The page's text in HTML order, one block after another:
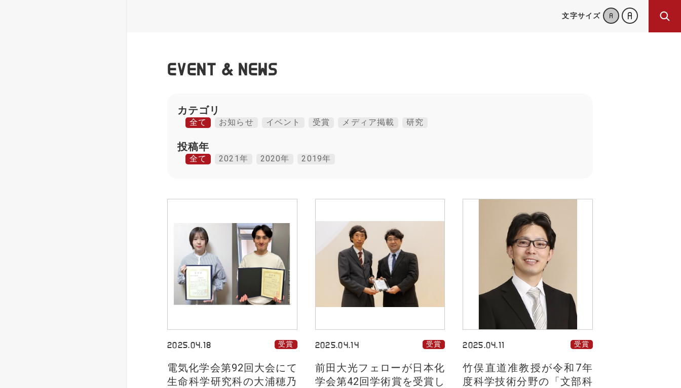
文字サイズ
EVENT & NEWS
カテゴリ
全て お知らせ イベント 受賞 メディア掲載 研究
投稿年
全て 2021年 2020年 2019年
2025.04.18 受賞
電気化学会第92回大会にて
生命科学研究科の大浦穂乃
2025.04.14 受賞
前田大光フェローが日本化
学会第42回学術賞を受賞し
2025.04.11 受賞
竹俣直道准教授が令和7年
度科学技術分野の「文部科